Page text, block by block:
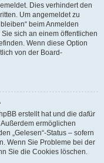
Dies verhindert den
Um angemeldet zu
beim Anmelden
sich an einem öffentlichen
Wenn diese Option
von der Board-
erstellt hat und die dafür
ermöglichen
„Gelesen“-Status – sofern
Wenn Sie Probleme bei der
Sie die Cookies löschen.